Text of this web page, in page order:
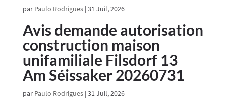
par Paulo Rodrigues| 31 Juil, 2026
Avis demande autorisation
construction maison
unifamiliale Filsdorf 13
Am Séissaker 20260731
par Paulo Rodrigues| 31 Juil, 2026